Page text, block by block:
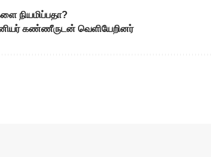
நியமிப்பதா?
கண்ணீருடன் வெளியேறினர்